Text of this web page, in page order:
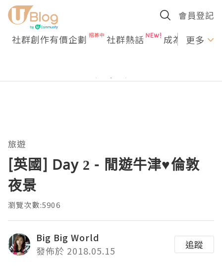
會員登記
社群創作有價企劃 社群熱話 成為U更多
旅遊
[英國] Day 2 - 閒遊牛津♥倫敦
夜景
瀏覽次數:5906
Big Big World
發佈於 2018.05.15
追蹤